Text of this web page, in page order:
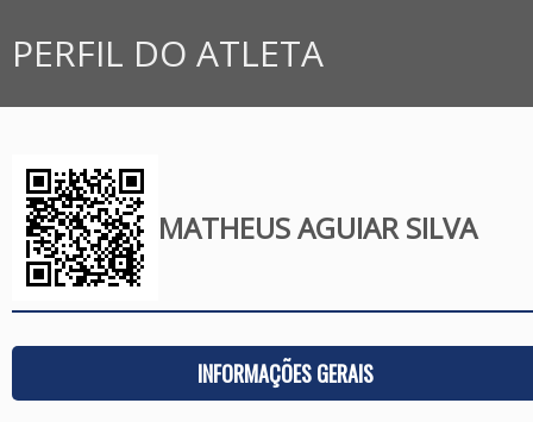
PERFIL DO ATLETA
MATHEUS AGUIAR SILVA
INFORMAÇÕES GERAIS